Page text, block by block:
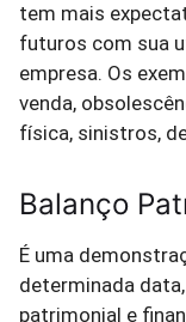
tem mais
futuros com sua
empresa. Os
venda,
física, sinistros,
Balanço
É uma
determinada
patrimonial e